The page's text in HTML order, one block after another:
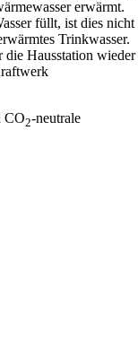
erwärmt.
füllt, ist dies nicht
Trinkwasser.
die Hausstation wieder
CO2-neutrale